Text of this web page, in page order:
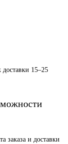
15–25
заказа и доставки